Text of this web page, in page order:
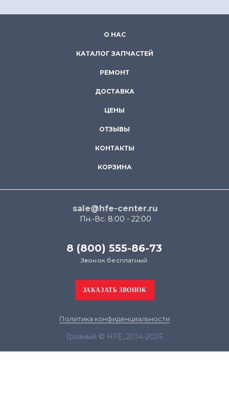
О НАС
КАТАЛОГ ЗАПЧАСТЕЙ
РЕМОНТ
ДОСТАВКА
ЦЕНЫ
ОТЗЫВЫ
КОНТАКТЫ
КОРЗИНА
sale@hfe-center.ru
Пн.-Вс. 8:00 - 22:00
8 (800) 555-86-73
Звонок бесплатный
Политика конфиденциальности
Грозный © HFE, 2014-2026